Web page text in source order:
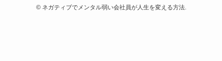
©ネガティブでメンタル弱い会社員が人生を変える方法.